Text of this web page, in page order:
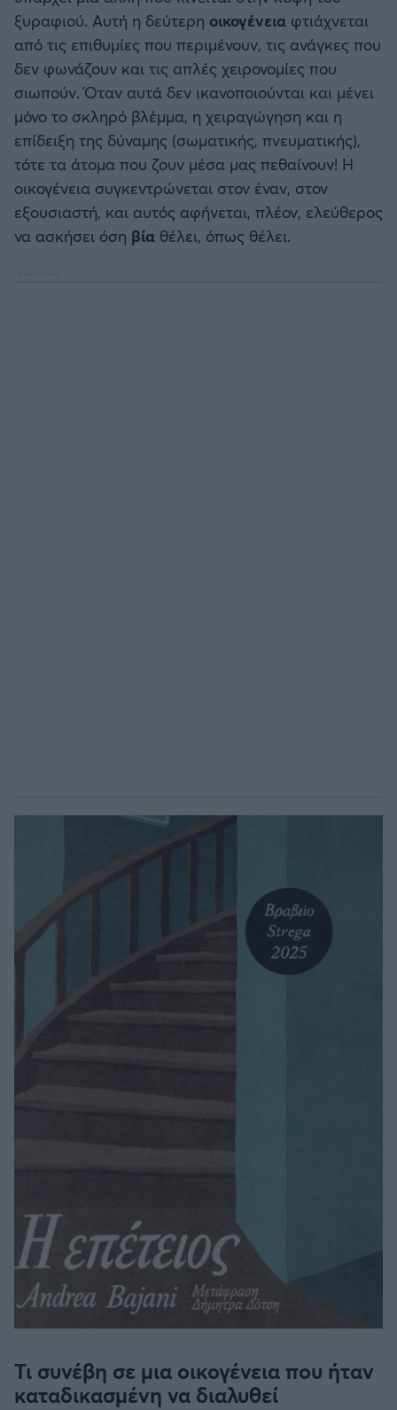
ξυραφιού. Αυτή η δεύτερη οικογένεια φτιάχνεται
από τις επιθυμίες που περιμένουν, τις ανάγκες που
δεν φωνάζουν και τις απλές χειρονομίες που
σιωπούν. Όταν αυτά δεν ικανοποιούνται και μένει
μόνο το σκληρό βλέμμα, η χειραγώγηση και η
επίδειξη της δύναμης (σωματικής, πνευματικής),
τότε τα άτομα που ζουν μέσα μας πεθαίνουν! Η
οικογένεια συγκεντρώνεται στον έναν, στον
εξουσιαστή, και αυτός αφήνεται, πλέον, ελεύθερος
να ασκήσει όση βία θέλει, όπως θέλει.
Τι συνέβη σε μια οικογένεια που ήταν
καταδικασμένη να διαλυθεί